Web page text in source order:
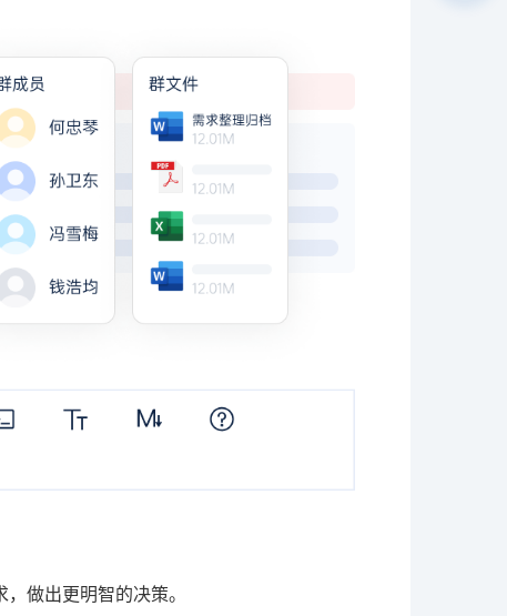
做出更明智的决策。